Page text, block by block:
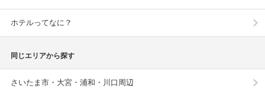
ホテルってなに？
同じエリアから探す
さいたま市・大宮・浦和・川口周辺